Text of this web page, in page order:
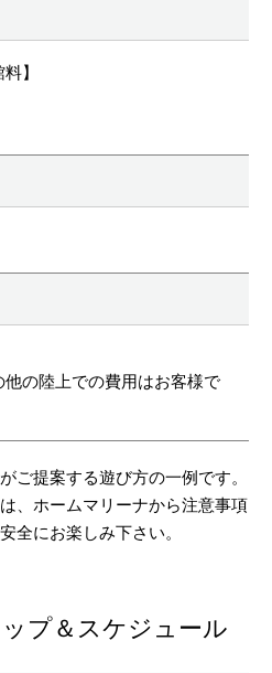
】
の陸上での費用はお客様で
ご提案する遊び方の一例です。
、ホームマリーナから注意事項
全にお楽しみ下さい。
プ＆スケジュール